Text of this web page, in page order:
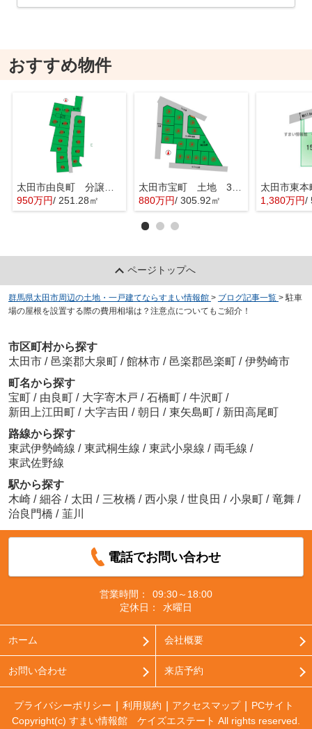
おすすめ物件
太田市由良町 分譲地 Q区画
950万円/ 251.28㎡
880万円/ 305.92㎡
太田市東
1,380万円/
ページトップへ
群馬県太田市周辺の土地・一戸建てならすまい情報館 > ブログ記事一覧 > 駐車
場の屋根を設置する際の費用相場は？注意点についてもご紹介！
市区町村から探す
太田市 / 邑楽郡大泉町 / 館林市 / 邑楽郡邑楽町 / 伊勢崎市
町名から探す
宝町 / 由良町 / 大字寄木戸 / 石橋町 / 牛沢町 /
新田上江田町 / 大字吉田 / 朝日 / 東矢島町 / 新田高尾町
路線から探す
東武伊勢崎線 / 東武桐生線 / 東武小泉線 / 両毛線 /
東武佐野線
駅から探す
木崎 / 細谷 / 太田 / 三枚橋 / 西小泉 / 世良田 / 小泉町 / 竜舞 /
治良門橋 / 韮川
電話でお問い合わせ
営業時間：
09:30～18:00
定休日：
水曜日
ホーム 会社概要
お問い合わせ 来店予約
プライバシーポリシー 利用規約 アクセスマップ
PCサイト
Copyright(c) すまい情報館 ケイズエステート All rights reserved.